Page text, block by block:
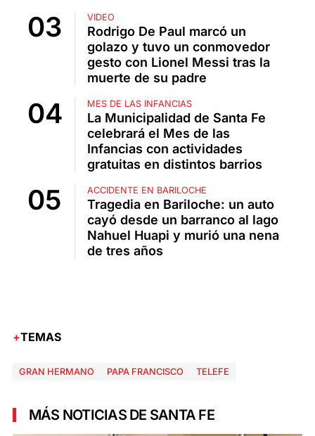
VIDEO
Rodrigo De Paul marcó un
golazo y tuvo un conmovedor
gesto con Lionel Messi tras la
muerte de su padre
MES DE LAS INFANCIAS
La Municipalidad de Santa Fe
celebrará el Mes de las
Infancias con actividades
gratuitas en distintos barrios
ACCIDENTE EN BARILOCHE
Tragedia en Bariloche: un auto
cayó desde un barranco al lago
Nahuel Huapi y murió una nena
de tres años
TEMAS
GRAN HERMANO PAPA FRANCISCO TELEFE
MÁS NOTICIAS DE SANTA FE